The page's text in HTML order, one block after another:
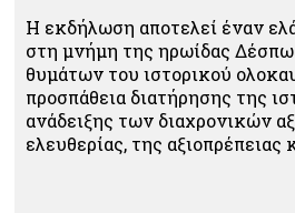
Η εκδήλωση αποτελεί έναν
στη μνήμη της ηρωίδας
θυμάτων του ιστορικού
προσπάθεια διατήρησης της
ανάδειξης των διαχρονικών
ελευθερίας, της αξιοπρέπειας